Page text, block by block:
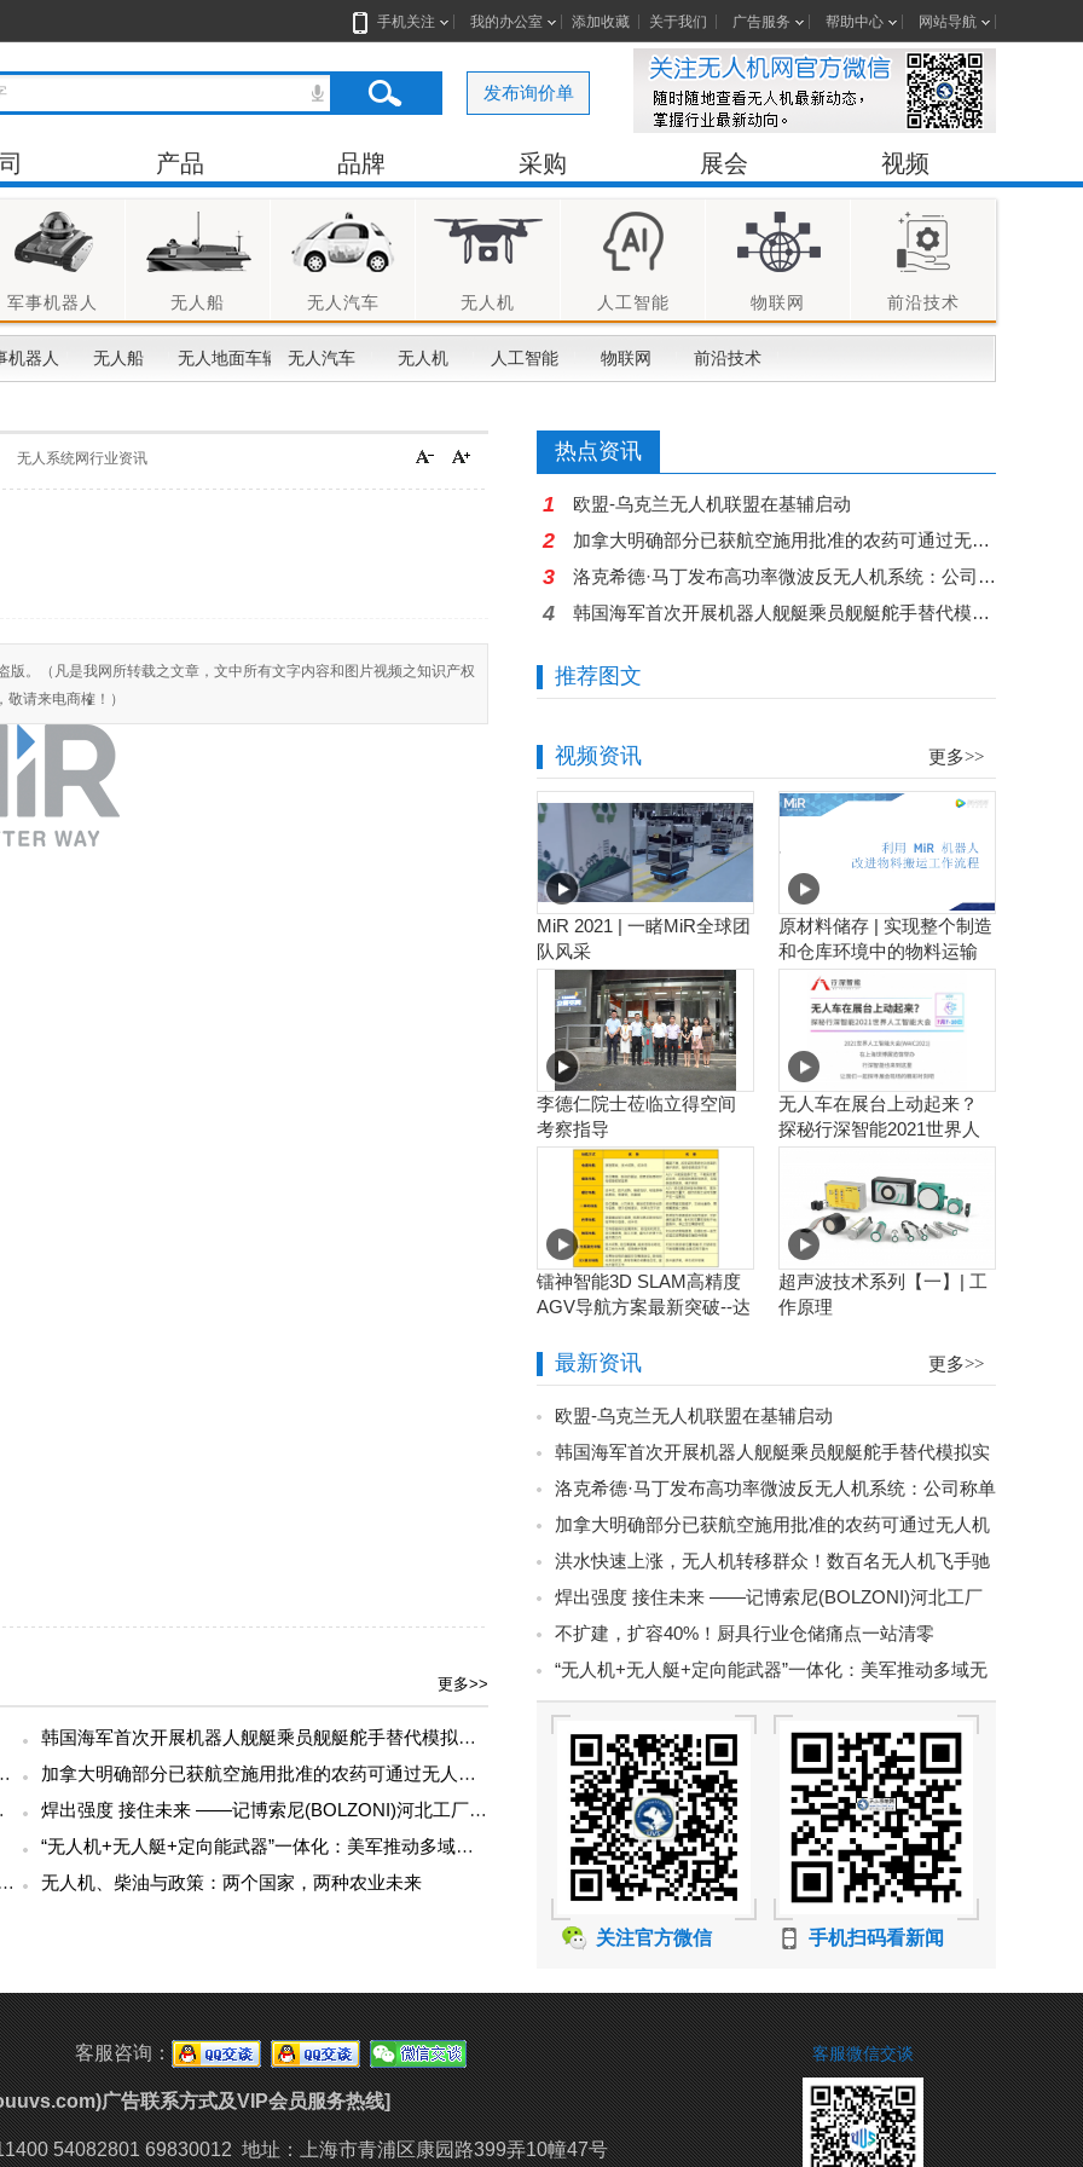
手机关注 我的办公室 添加收藏 关于我们 广告服务 帮助中心 网站导航
发布询价单
产品 品牌 采购 展会 视频
军事机器人 无人船 无人汽车 无人机 人工智能 物联网 前沿技术
机器人 无人船 无人地面车辆 无人汽车 无人机 人工智能 物联网 前沿技术
无人系统网行业资讯
。（凡是我网所转载之文章，文中所有文字内容和图片视频之知识产权
请来电商榷！）
更多>>
韩国海军首次开展机器人舰艇乘员舰艇舵手替代模拟实验
务可应对超过50个无人机目标
加拿大明确部分已获航空施用批准的农药可通过无人机喷洒
美的样子
焊出强度 接住未来 ——记博索尼(BOLZONI)河北工厂焊接大比武
“无人机+无人艇+定向能武器”一体化：美军推动多域无人作战
无人机成功实现超过4小时的连续飞行
无人机、柴油与政策：两个国家，两种农业未来
热点资讯
1 欧盟-乌克兰无人机联盟在基辅启动
2 加拿大明确部分已获航空施用批准的农药可通过无人机喷洒
3 洛克希德·马丁发布高功率微波反无人机系统：公司称单次任务可应对超过50个无人机目标
4 韩国海军首次开展机器人舰艇乘员舰艇舵手替代模拟实验
推荐图文
视频资讯 更多>>
MiR 2021 | 一睹MiR全球团
队风采
原材料储存 | 实现整个制造
和仓库环境中的物料运输
工作流程自动化
李德仁院士莅临立得空间
考察指导
无人车在展台上动起来？
探秘行深智能2021世界人
工智能大会
镭神智能3D SLAM高精度
AGV导航方案最新突破--达
超声波技术系列【一】| 工
作原理
最新资讯 更多>>
欧盟-乌克兰无人机联盟在基辅启动
韩国海军首次开展机器人舰艇乘员舰艇舵手替代模拟实
验 洛克希德·马丁发布高功率微波反无人机系统：公司称单
次任务可应对超过50个无人机目标
加拿大明确部分已获航空施用批准的农药可通过无人机
喷洒洪水快速上涨，无人机转移群众！数百名无人机飞手驰
援广西，网友：这是科技最美的样子
焊出强度 接住未来 ——记博索尼(BOLZONI)河北工厂
焊接大比武
不扩建，扩容40%！厨具行业仓储痛点一站清零
“无人机+无人艇+定向能武器”一体化：美军推动多域无
人作战
关注官方微信 手机扫码看新闻
客服咨询：
广告联系方式及VIP会员服务热线]
54082801 69830012地址：上海市青浦区康园路399弄10幢47号
客服微信交谈